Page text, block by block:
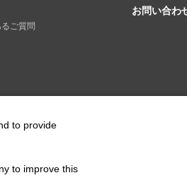
ご質問
お問い合わ
ト
カウントアカウント
公式YouTubeチャンネル
to provide
to improve this